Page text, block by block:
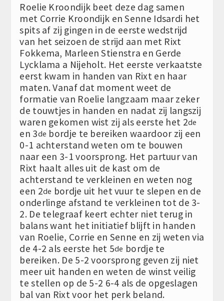
Roelie Kroondijk beet deze dag samen
met Corrie Kroondijk en Senne Idsardi het
spits af zij gingen in de eerste wedstrijd
van het seizoen de strijd aan met Rixt
Fokkema, Marleen Stienstra en Gerde
Lycklama a Nijeholt. Het eerste verkaatste
eerst kwam in handen van Rixt en haar
maten. Vanaf dat moment weet de
formatie van Roelie langzaam maar zeker
de touwtjes in handen en nadat zij langszij
waren gekomen wist zij als eerste het 2de
en 3de bordje te bereiken waardoor zij een
0-1 achterstand weten om te bouwen
naar een 3-1 voorsprong. Het partuur van
Rixt haalt alles uit de kast om de
achterstand te verkleinen en weten nog
een 2de bordje uit het vuur te slepen en de
onderlinge afstand te verkleinen tot de 3-
2. De telegraaf keert echter niet terug in
balans want het initiatief blijft in handen
van Roelie, Corrie en Senne en zij weten via
de 4-2 als eerste het 5de bordje te
bereiken. De 5-2 voorsprong geven zij niet
meer uit handen en weten de winst veilig
te stellen op de 5-2 6-4 als de opgeslagen
bal van Rixt voor het perk beland.